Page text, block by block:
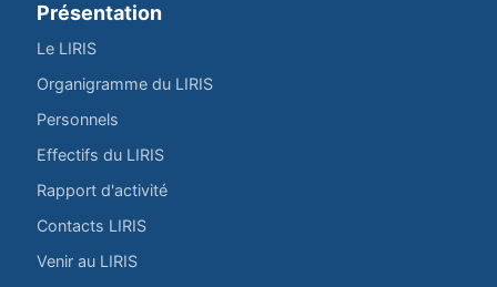
Présentation
Le LIRIS
Organigramme du LIRIS
Personnels
Effectifs du LIRIS
Rapport d'activité
Contacts LIRIS
Venir au LIRIS